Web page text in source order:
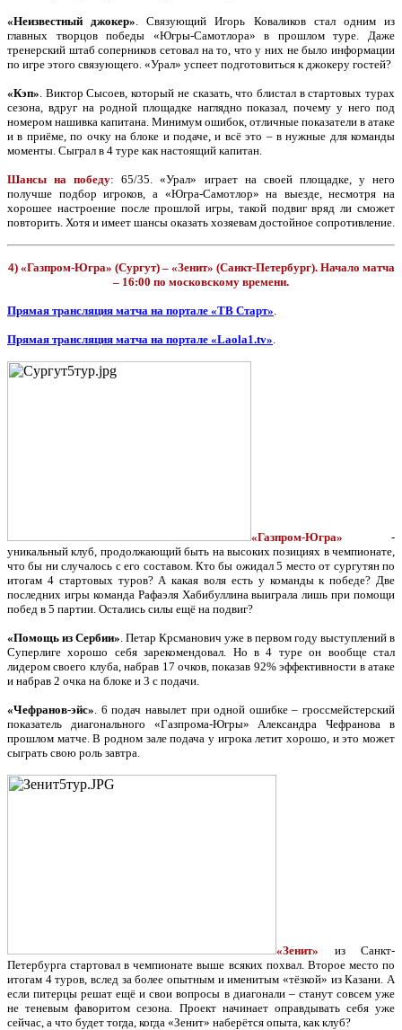
«Неизвестный джокер». Связующий Игорь Коваликов стал одним из
главных творцов победы «Югры-Самотлора» в прошлом туре. Даже
тренерский штаб соперников сетовал на то, что у них не было информации
по игре этого связующего. «Урал» успеет подготовиться к джокеру гостей?
«Кэп». Виктор Сысоев, который не сказать, что блистал в стартовых турах
сезона, вдруг на родной площадке наглядно показал, почему у него под
номером нашивка капитана. Минимум ошибок, отличные показатели в атаке
и в приёме, по очку на блоке и подаче, и всё это – в нужные для команды
моменты. Сыграл в 4 туре как настоящий капитан.
Шансы на победу: 65/35. «Урал» играет на своей площадке, у него
получше подбор игроков, а «Югра-Самотлор» на выезде, несмотря на
хорошее настроение после прошлой игры, такой подвиг вряд ли сможет
повторить. Хотя и имеет шансы оказать хозяевам достойное сопротивление.
4) «Газпром-Югра» (Сургут) – «Зенит» (Санкт-Петербург). Начало матча
– 16:00 по московскому времени.
Прямая трансляция матча на портале «ТВ Старт».
Прямая трансляция матча на портале «Laola1.tv».
«Газпром-Югра» -
уникальный клуб, продолжающий быть на высоких позициях в чемпионате,
что бы ни случалось с его составом. Кто бы ожидал 5 место от сургутян по
итогам 4 стартовых туров? А какая воля есть у команды к победе? Две
последних игры команда Рафаэля Хабибуллина выиграла лишь при помощи
побед в 5 партии. Остались силы ещё на подвиг?
«Помощь из Сербии». Петар Крсманович уже в первом году выступлений в
Суперлиге хорошо себя зарекомендовал. Но в 4 туре он вообще стал
лидером своего клуба, набрав 17 очков, показав 92% эффективности в атаке
и набрав 2 очка на блоке и 3 с подачи.
«Чефранов-эйс». 6 подач навылет при одной ошибке – гроссмейстерский
показатель диагонального «Газпрома-Югры» Александра Чефранова в
прошлом матче. В родном зале подача у игрока летит хорошо, и это может
сыграть свою роль завтра.
«Зенит» из Санкт-
Петербурга стартовал в чемпионате выше всяких похвал. Второе место по
итогам 4 туров, вслед за более опытным и именитым «тёзкой» из Казани. А
если питерцы решат ещё и свои вопросы в диагонали – станут совсем уже
не теневым фаворитом сезона. Проект начинает оправдывать себя уже
сейчас, а что будет тогда, когда «Зенит» наберётся опыта, как клуб?